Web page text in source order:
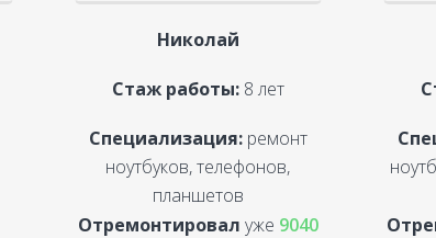
Николай
Стаж работы:8 лет
Специализация:ремонт
ноутбуков, телефонов,
планшетов
Отремонтировал уже 9040